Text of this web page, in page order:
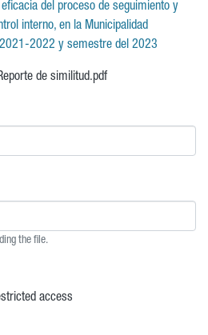
AYUDA
CONTACTO
del proceso de seguimiento y
interno, en la Municipalidad
2022 y semestre del 2023
de similitud.pdf
the file.
access